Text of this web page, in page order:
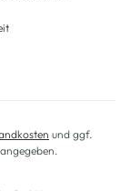
und ggf.